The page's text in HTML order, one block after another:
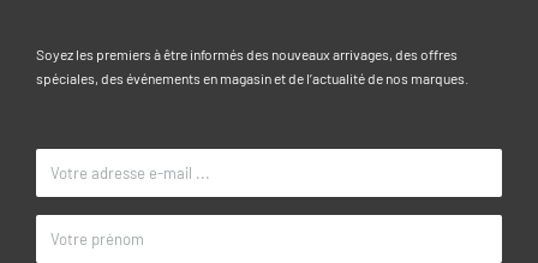
TAILLE 10-11, 11-12, 12-13, 13-14, 14-15
MARQUE OVS KIDS
Articles similaires
Soyez les premiers à être informés des nouveaux arrivages, des offres
spéciales, des événements en magasin et de l’actualité de nos marques.